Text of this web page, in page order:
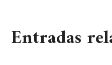
Entradas